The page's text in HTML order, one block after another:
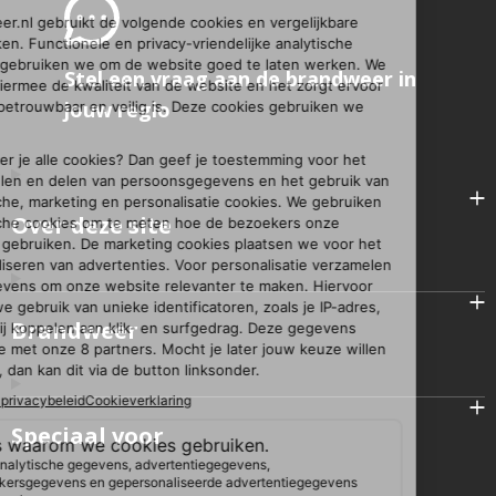
Over deze site
Brandweer
Speciaal voor
Stel een vraag aan de brandweer in
jouw regio